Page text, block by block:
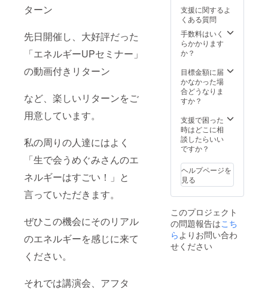
ターン
先日開催し、大好評だった
「エネルギーUPセミナー」
の動画付きリターン
など、楽しいリターンをご
用意しています。
私の周りの人達にはよく
「生で会うめぐみさんのエ
ネルギーはすごい！」と
言っていただきます。
ぜひこの機会にそのリアル
のエネルギーを感じに来て
ください。
それでは講演会、アフタ
ただき
ます
す ※講
演会当
日の交
通費は
お願い
いたし
ます。
は購入
後、相
談にて
決定さ
ただき
ます。
支援に関するよ
くある質問
手数料はいく
らかかります
か？
目標金額に届
かなかった場
合どうなりま
すか？
支援で困った
時はどこに相
談したらいい
ですか？
ヘルプページを
見る
このプロジェクト
の問題報告はこち
らよりお問い合わ
せください